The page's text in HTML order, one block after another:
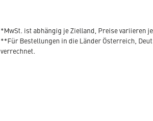
*MwSt. ist abhängig je Zielland, Preise variieren
**Für Bestellungen in die Länder Österreich,
verrechnet.